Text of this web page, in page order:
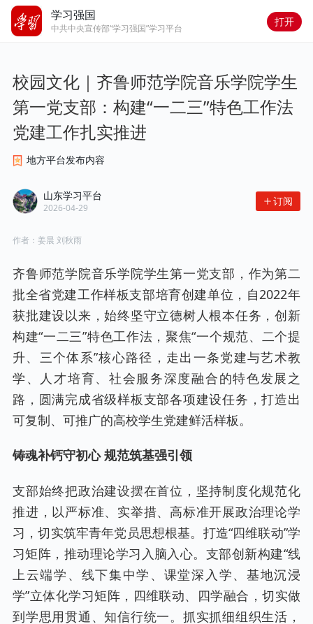
学习强国
中共中央宣传部“学习强国”学习平台
打开
校园文化｜齐鲁师范学院音乐学院学生
第一党支部：构建“一二三”特色工作法
党建工作扎实推进
地方平台发布内容
山东学习平台
2026-04-29
订阅
作者： 姜晨 刘秋雨
齐鲁师范学院音乐学院学生第一党支部，作为第二
批全省党建工作样板支部培育创建单位，自2022年
获批建设以来，始终坚守立德树人根本任务，创新
构建“一二三”特色工作法，聚焦“一个规范、二个提
升、三个体系”核心路径，走出一条党建与艺术教
学、人才培育、社会服务深度融合的特色发展之
路，圆满完成省级样板支部各项建设任务，打造出
可复制、可推广的高校学生党建鲜活样板。
铸魂补钙守初心 规范筑基强引领
支部始终把政治建设摆在首位，坚持制度化规范化
推进，以严标准、实举措、高标准开展政治理论学
习，切实筑牢青年党员思想根基。打造“四维联动”学
习矩阵，推动理论学习入脑入心。支部创新构建“线
上云端学、线下集中学、课堂深入学、基地沉浸
学”立体化学习矩阵，四维联动、四学融合，切实做
到学思用贯通、知信行统一。抓实抓细组织生活，